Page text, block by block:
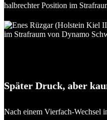
halbrechter Position im
Später Druck, aber
Nach einem Vierfach-Wechsel